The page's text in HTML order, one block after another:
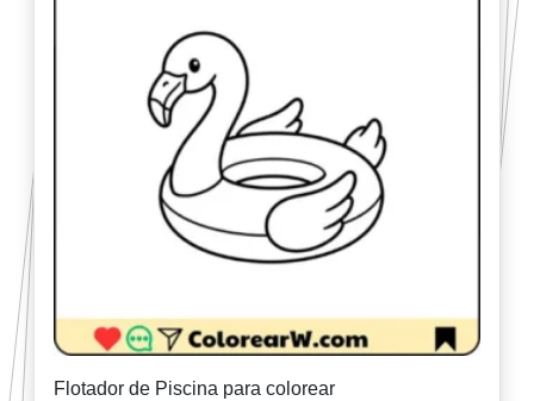
Flotador de Piscina para colorear